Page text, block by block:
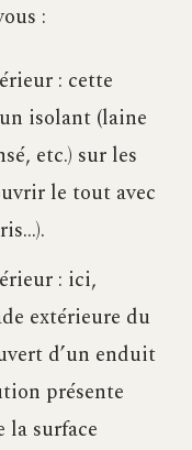
:
: cette
isolant (laine
etc.) sur les
le tout avec
: ici,
extérieure du
d’un enduit
présente
la surface